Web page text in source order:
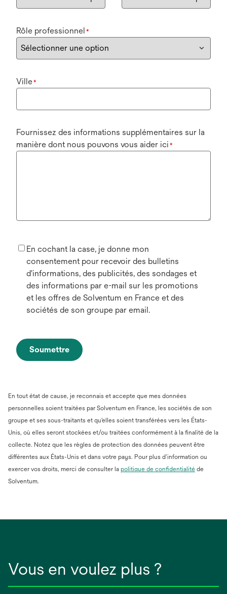
Rôle professionnel *
Ville*
Fournissez des informations supplémentaires sur la
manière dont nous pouvons vous aider ici *
En cochant la case, je donne mon
consentement pour recevoir des bulletins
d'informations, des publicités, des sondages et
des informations par e-mail sur les promotions
et les offres de Solventum en France et des
sociétés de son groupe par email.
Soumettre
En tout état de cause, je reconnais et accepte que mes données
personnelles soient traitées par Solventum en France, les sociétés de son
groupe et ses sous-traitants et qu'elles soient transférées vers les États-
Unis, où elles seront stockées et/ou traitées conformément à la finalité de la
collecte. Notez que les règles de protection des données peuvent être
différentes aux États-Unis et dans votre pays. Pour plus d’information ou
exercer vos droits, merci de consulter la politique de confidentialité s’ouvre
de
Solventum.
Vous en voulez plus ?